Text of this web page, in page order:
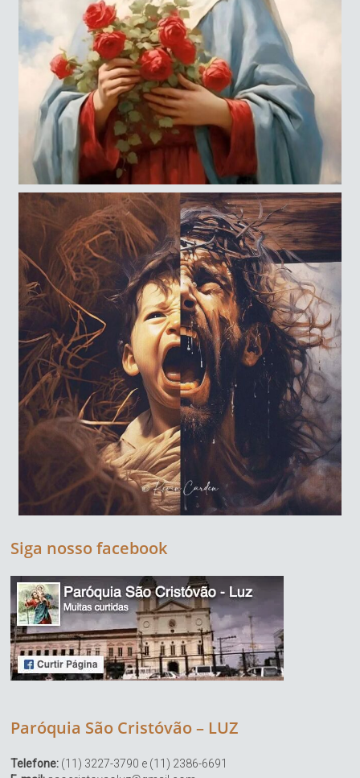
Siga nosso facebook
Paróquia São Cristóvão – LUZ
Telefone: (11) 3227-3790 e (11) 2386-6691